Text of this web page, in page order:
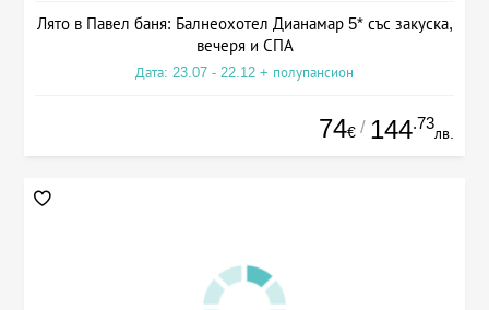
Лято в Павел баня: Балнеохотел Дианамар 5* със закуска,
вечеря и СПА
Дата: 23.07 - 22.12 + полупансион
74€ / 144.73
лв.